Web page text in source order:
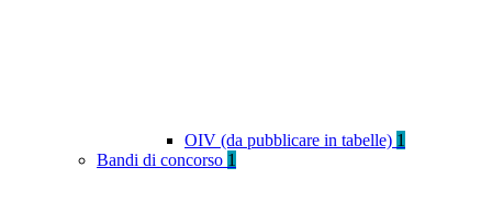
OIV (da pubblicare in tabelle) 1
Bandi di concorso 1